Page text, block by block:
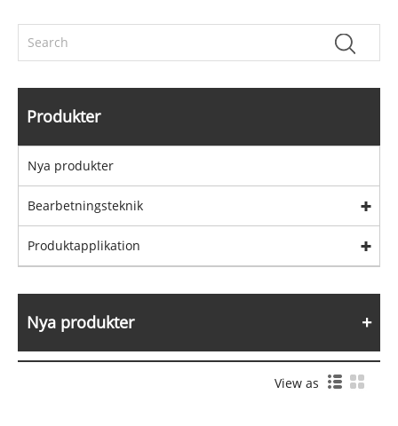
Produkter
Nya produkter
Bearbetningsteknik
Produktapplikation
Nya produkter
View as